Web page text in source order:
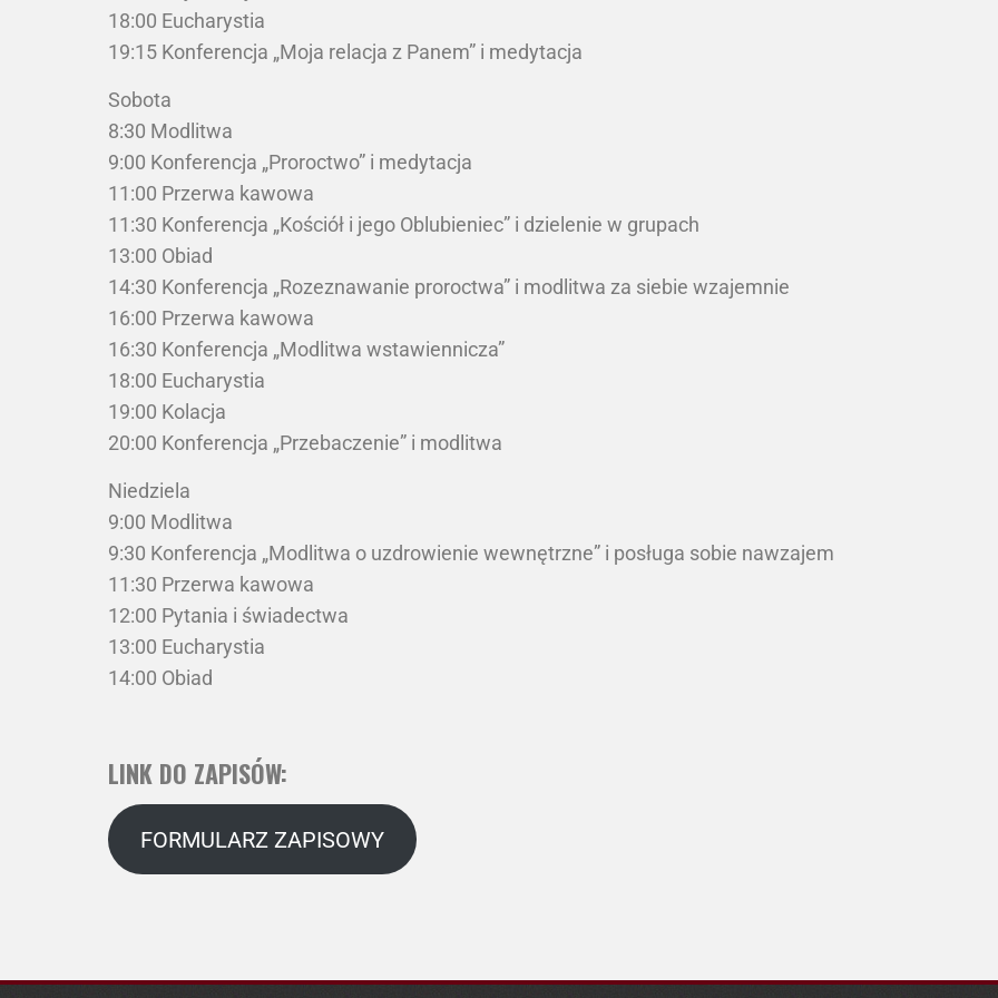
18:00 Eucharystia
19:15 Konferencja „Moja relacja z Panem” i medytacja
Sobota
8:30 Modlitwa
9:00 Konferencja „Proroctwo” i medytacja
11:00 Przerwa kawowa
11:30 Konferencja „Kościół i jego Oblubieniec” i dzielenie w grupach
13:00 Obiad
14:30 Konferencja „Rozeznawanie proroctwa” i modlitwa za siebie wzajemnie
16:00 Przerwa kawowa
16:30 Konferencja „Modlitwa wstawiennicza”
18:00 Eucharystia
19:00 Kolacja
20:00 Konferencja „Przebaczenie” i modlitwa
Niedziela
9:00 Modlitwa
9:30 Konferencja „Modlitwa o uzdrowienie wewnętrzne” i posługa sobie nawzajem
11:30 Przerwa kawowa
12:00 Pytania i świadectwa
13:00 Eucharystia
14:00 Obiad
LINK DO ZAPISÓW:
FORMULARZ ZAPISOWY